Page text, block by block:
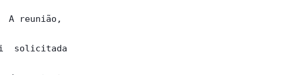
A reunião,  que
solicitada  em